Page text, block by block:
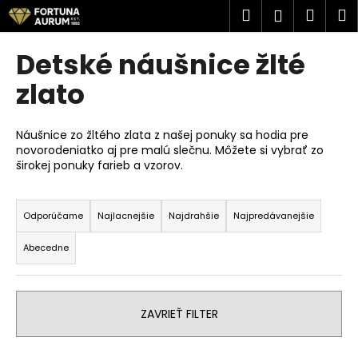
Prejsť
na
obsah
Hľadať
Detské náušnice žlté
zlato
Náušnice zo žltého zlata z našej ponuky sa hodia pre
novorodeniatko aj pre malú slečnu. Môžete si vybrať zo
širokej ponuky farieb a vzorov.
R
a
d
e
n
p
Odporúčame Najlacnejšie Najdrahšie Najpredávanejšie
Abecedne
ZAVRIEŤ FILTER
K
o
Č
o
p
o
t
e
b
u
j
e
e